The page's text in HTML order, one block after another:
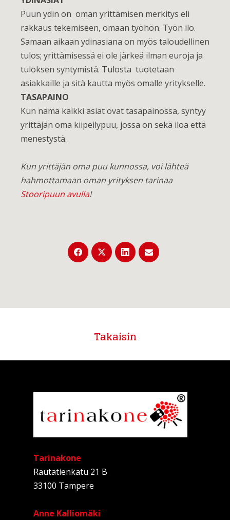
Puun ydin on oman yrittämisen merkitys eli
rakkaus tekemiseen, omaan työhön. Työn ilo.
Samaan aikaan ydinasiana on myös taloudellinen
tulos; yrittämisessä ei ole järkeä ilman euroja ja
tuloksen syntymistä. Tulosta tuotetaan
asiakkaille ja sitä kautta myös omalle yritykselle.
TASAPAINO
Kun nämä kaikki asiat ovat tasapainossa, syntyy
yrittäjän oma kiipeilypuu, jossa on sekä iloa että
menestystä.
Kun yrittäjän oma puu kunnossa, voi lähteä
hahmottamaan oman yrityksen tarinaa
Stooripuun avulla!
Takaisin
Tarinakone
Rautatienkatu 21 B
33100 Tampere
Anne Kalliomäki